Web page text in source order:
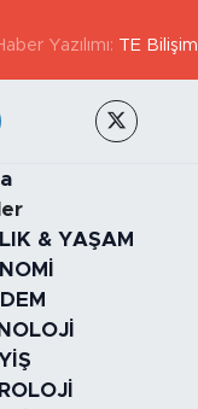
Yazılımı: TE Bilişim
& YAŞAM